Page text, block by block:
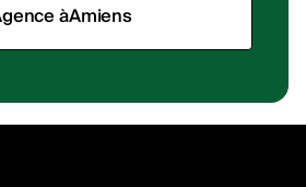
àAmiens